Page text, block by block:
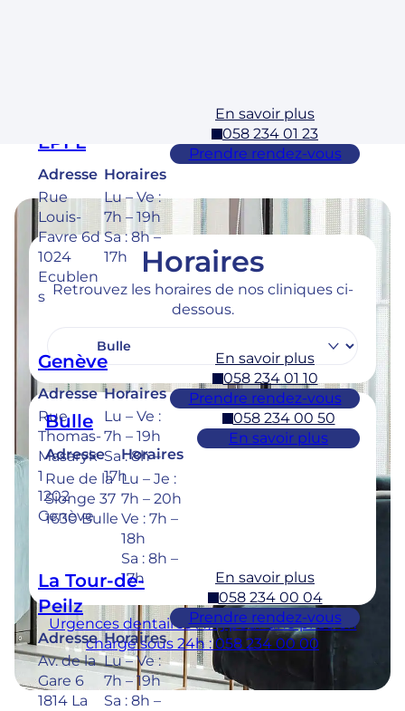
EPFL
Adresse
Rue
Louis-
Favre 6d
1024
Ecublen
s
Horaires
Lu – Ve :
7h – 19h
Sa : 8h –
17h
En savoir plus
058 234 01 23
Prendre rendez-vous
Genève
Adresse
Rue
Thomas-
Masaryk
1
1202
Genève
Horaires
Lu – Ve :
7h – 19h
Sa : 8h –
17h
En savoir plus
058 234 01 10
Prendre rendez-vous
La Tour-de-
Peilz
Adresse
Av. de la
Gare 6
1814 La
Horaires
Lu – Ve :
7h – 19h
Sa : 8h –
En savoir plus
058 234 00 04
Prendre rendez-vous
Horaires
Retrouvez les horaires de nos cliniques ci-
dessous.
Bulle
Adresse
Rue de la
Sionge 37
1630 Bulle
Horaires
Lu – Je :
7h – 20h
Ve : 7h –
18h
Sa : 8h –
17h
058 234 00 50
En savoir plus
Urgences dentaires : 7/7j pour une prise en
charge sous 24h : 058 234 00 00